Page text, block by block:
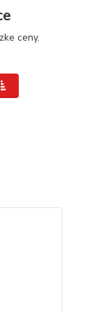
ceny.